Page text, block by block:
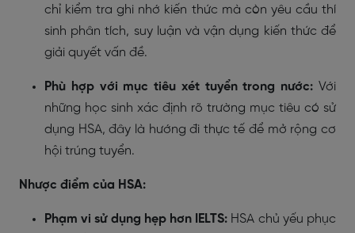
chỉ kiểm tra ghi nhớ kiến thức mà còn yêu cầu thí
sinh phân tích, suy luận và vận dụng kiến thức để
giải quyết vấn đề.
Phù hợp với mục tiêu xét tuyển trong nước: Với
những học sinh xác định rõ trường mục tiêu có sử
dụng HSA, đây là hướng đi thực tế để mở rộng cơ
hội trúng tuyển.
Nhược điểm của HSA:
Phạm vi sử dụng hẹp hơn IELTS: HSA chủ yếu phục